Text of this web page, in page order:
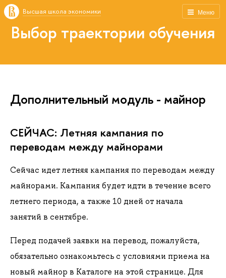
Меню
Высшая школа экономики
Выбор траектории обучения
Дополнительный модуль - майнор
СЕЙЧАС: Летняя кампания по
переводам между майнорами
Сейчас идет летняя кампания по переводам между
майнорами. Кампания будет идти в течение всего
летнего периода, а также 10 дней от начала
занятий в сентябре.
Перед подачей заявки на перевод, пожалуйста,
обязательно ознакомьтесь с условиями приема на
новый майнор в Каталоге на этой странице. Для